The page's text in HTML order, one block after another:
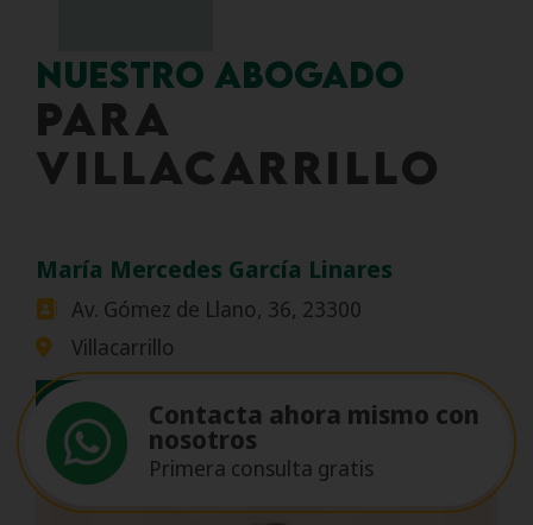
Contacta ahora mismo con
nosotros
Primera consulta gratis
NUESTRO ABOGADO
PARA
Villacarrillo
María Mercedes García Linares
Av. Gómez de Llano, 36, 23300
Villacarrillo
Llámanos